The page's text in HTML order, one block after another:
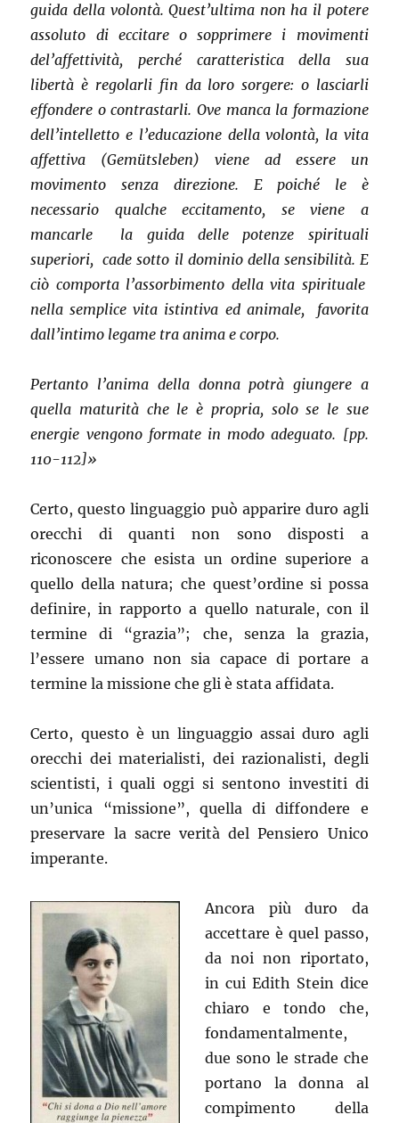
guida della volontà. Quest’ultima non ha il potere
assoluto di eccitare o sopprimere i movimenti
del’affettività, perché caratteristica della sua
libertà è regolarli fin da loro sorgere: o lasciarli
effondere o contrastarli. Ove manca la formazione
dell’intelletto e l’educazione della volontà, la vita
affettiva (Gemütsleben) viene ad essere un
movimento senza direzione. E poiché le è
necessario qualche eccitamento, se viene a
mancarle la guida delle potenze spirituali
superiori, cade sotto il dominio della sensibilità. E
ciò comporta l’assorbimento della vita spirituale
nella semplice vita istintiva ed animale, favorita
dall’intimo legame tra anima e corpo.
Pertanto l’anima della donna potrà giungere a
quella maturità che le è propria, solo se le sue
energie vengono formate in modo adeguato. [pp.
110-112]»
Certo, questo linguaggio può apparire duro agli
orecchi di quanti non sono disposti a
riconoscere che esista un ordine superiore a
quello della natura; che quest’ordine si possa
definire, in rapporto a quello naturale, con il
termine di “grazia”; che, senza la grazia,
l’essere umano non sia capace di portare a
termine la missione che gli è stata affidata.
Certo, questo è un linguaggio assai duro agli
orecchi dei materialisti, dei razionalisti, degli
scientisti, i quali oggi si sentono investiti di
un’unica “missione”, quella di diffondere e
preservare la sacre verità del Pensiero Unico
imperante.
Ancora più duro da
accettare è quel passo,
da noi non riportato,
in cui Edith Stein dice
chiaro e tondo che,
fondamentalmente,
due sono le strade che
portano la donna al
compimento della